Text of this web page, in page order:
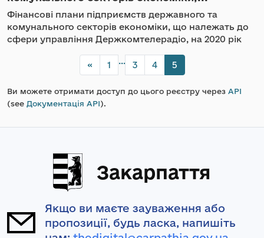
Фінансові плани підприємств державного та
комунального секторів економіки, що належать до
сфери управління Держкомтелерадіо, на 2020 рік
« 1 ... 3 4 5
Ви можете отримати доступ до цього реєстру через API
(see Документація API).
Закарпаття
Якщо ви маєте зауваження або
пропозиції, будь ласка, напишіть